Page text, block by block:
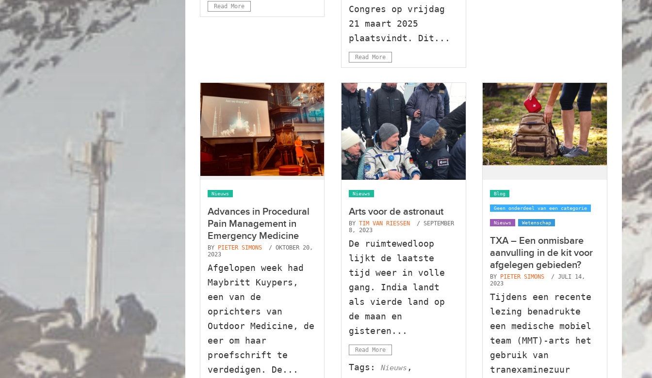
Read More
Congres op vrijdag
21 maart 2025
plaatsvindt. Dit...
Read More
Nieuws
Advances in Procedural
Pain Management in
Emergency Medicine
BY PIETER SIMONS
/ OKTOBER 20,
2023
Afgelopen week had
Maybritt Kuypers,
een van de
oprichters van
Outdoor Medicine, de
eer om haar
proefschrift te
verdedigen. De...
Nieuws
Arts voor de astronaut
BYTIM VAN RIESSEN
/ SEPTEMBER
8, 2023
De ruimtewedloop
lijkt de laatste
tijd weer in volle
gang. India landt
als vierde land op
de maan en
gisteren...
Read More
Tags:Nieuws ,
Blog
Geen onderdeel van een categorie
Nieuws Wetenschap
TXA – Een onmisbare
aanvulling in de kit voor
afgelegen gebieden?
BY PIETER SIMONS
/ JULI 14,
2023
Tijdens een recente
lezing benadrukte
een medische mobiel
team (MMT)-arts het
gebruik van
tranexaminezuur